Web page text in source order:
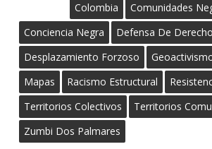
Colombia
Comunidades
Conciencia Negra
Defensa De
Desplazamiento Forzoso
Mapas
Racismo Estructural
Territorios Colectivos
Territorios
Zumbi Dos Palmares